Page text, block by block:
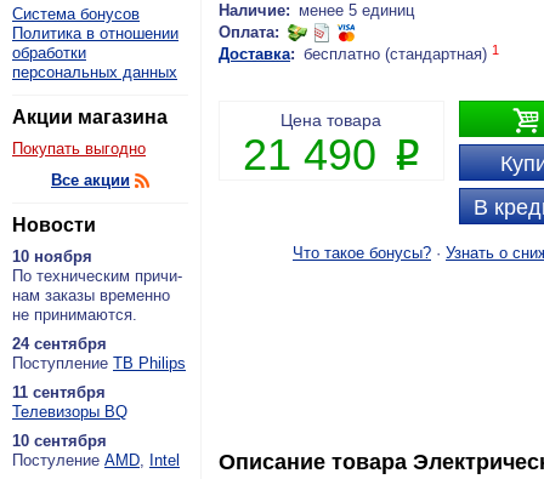
Система бонусов
Политика в отношении
обработки
персональных данных
Акции магазина
Покупать выгодно
Все акции
Новости
10 ноября
По тех­ни­че­ским при­чи­
нам за­ка­зы вре­мен­но
не при­ни­ма­ют­ся.
24 сентября
По­ступ­ле­ние ТВ Philips
11 сентября
Теле­ви­зо­ры BQ
10 сентября
По­сту­ле­ние AMD, Intel
Наличие: менее 5 единиц
Оплата:
Доставка: бесплатно (стандартная) 1

В
Цена товара
21 490 P
Что такое бонусы? · Узнать о
Описание товара